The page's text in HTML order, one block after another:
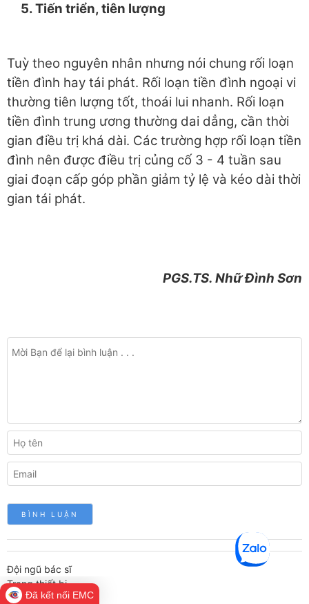
5. Tiến triển, tiên lượng
Tuỳ theo nguyên nhân nhưng nói chung rối loạn
tiền đình hay tái phát. Rối loạn tiền đình ngoại vi
thường tiên lượng tốt, thoái lui nhanh. Rối loạn
tiền đình trung ương thường dai dẳng, cần thời
gian điều trị khá dài. Các trường hợp rối loạn tiền
đình nên được điều trị củng cố 3 - 4 tuần sau
giai đoạn cấp góp phần giảm tỷ lệ và kéo dài thời
gian tái phát.
PGS.TS. Nhữ Đình Sơn
Đội ngũ bác sĩ
Trang thiết bị
Cơ sở vật chất
Đã kết nối EMC